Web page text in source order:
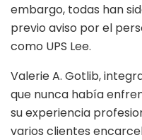
embargo, todas han
previo aviso por el
como UPS Lee.
Valerie A. Gotlib,
que nunca había
su experiencia
varios clientes